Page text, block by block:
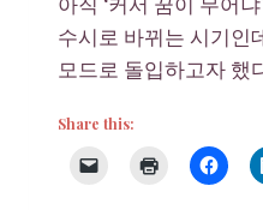
수시로 바뀌는 시기인
모드로 돌입하고자 했
Share this: